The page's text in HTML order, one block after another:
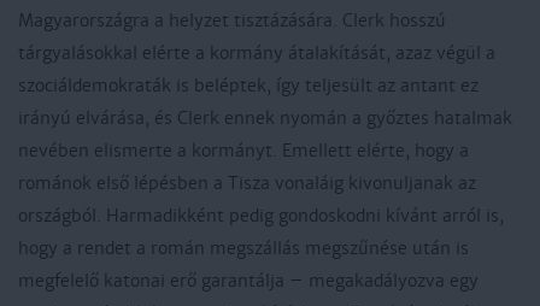
Magyarországra a helyzet tisztázására. Clerk hosszú
tárgyalásokkal elérte a kormány átalakítását, azaz végül a
szociáldemokraták is beléptek, így teljesült az antant ez
irányú elvárása, és Clerk ennek nyomán a győztes hatalmak
nevében elismerte a kormányt. Emellett elérte, hogy a
románok első lépésben a Tisza vonaláig kivonuljanak az
országból. Harmadikként pedig gondoskodni kívánt arról is,
hogy a rendet a román megszállás megszűnése után is
megfelelő katonai erő garantálja – megakadályozva egy